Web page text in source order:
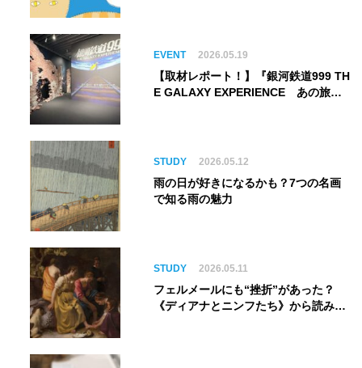
EVENT 2026.05.19
【取材レポート！】『銀河鉄道999 TH
E GALAXY EXPERIENCE あの旅
ム】
STUDY 2026.05.12
雨の日が好きになるかも？7つの名画
で知る雨の魅力
STUDY 2026.05.11
フェルメールにも“挫折”があった？
《ディアナとニンフたち》から読み解